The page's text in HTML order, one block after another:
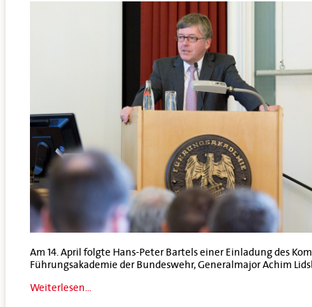
Am 14. April folgte Hans-Peter Bartels einer Einladung des
Führungsakademie der Bundeswehr, Generalmajor Achim
Weiterlesen...